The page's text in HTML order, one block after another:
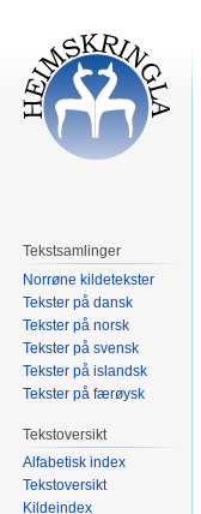
Tekstsamlinger
Norrøne kildetekster
Tekster på dansk
Tekster på norsk
Tekster på svensk
Tekster på islandsk
Tekster på færøysk
Tekstoversikt
Alfabetisk index
Tekstoversikt
Kildeindex